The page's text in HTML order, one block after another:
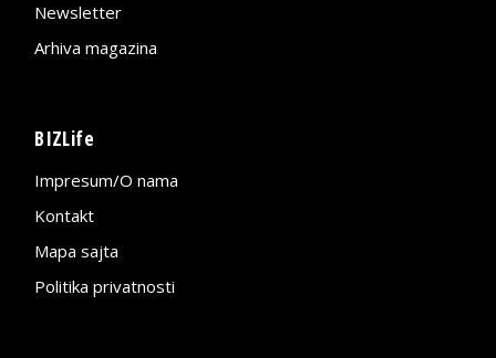
Newsletter
Arhiva magazina
BIZLife
Impresum/O nama
Kontakt
Mapa sajta
Politika privatnosti